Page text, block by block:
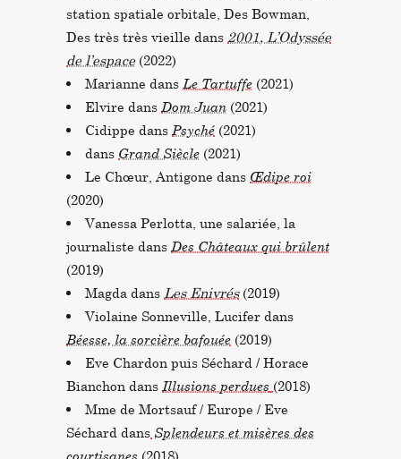
station spatiale orbitale, Des Bowman,
Des très très vieille dans 2001, L’Odyssée
de l’espace(2022)
Marianne dans Le Tartuffe (2021)
Elvire dans Dom Juan (2021)
Cidippe dans Psyché (2021)
dans Grand Siècle (2021)
Le Chœur, Antigone dans Œdipe roi
(2020)
Vanessa Perlotta, une salariée, la
journaliste dans Des Châteaux qui brûlent
(2019)
Magda dans Les Enivrés(2019)
Violaine Sonneville, Lucifer dans
Béesse, la sorcière bafouée (2019)
Eve Chardon puis Séchard / Horace
Bianchon dans Illusions perdues (2018)
Mme de Mortsauf / Europe / Eve
Séchard dans Splendeurs et misères des
courtisanes (2018)